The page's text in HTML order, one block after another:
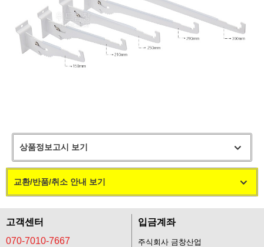
상품정보고시 보기
교환/반품/취소 안내 보기
고객센터
070-7010-7667
입금계좌
주식회사 금창산업